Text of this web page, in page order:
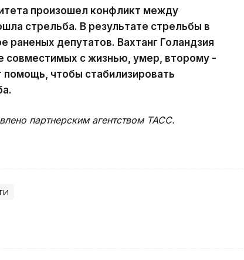
произошел конфликт между
стрельба. В результате стрельбы в
раненых депутатов. Вахтанг Голандзия
совместимых с жизнью, умер, второму -
помощь, чтобы стабилизировать
партнерским агентством ТАСС.